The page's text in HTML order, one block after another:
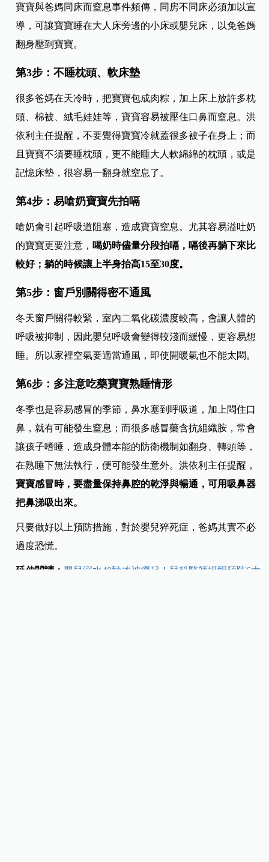
寶寶與爸媽同床而窒息事件頻傳，同房不同床必須加以宣
導，可讓寶寶睡在大人床旁邊的小床或嬰兒床，以免爸媽
翻身壓到寶寶。
第3步：不睡枕頭、軟床墊
很多爸媽在天冷時，把寶寶包成肉粽，加上床上放許多枕
頭、棉被、絨毛娃娃等，寶寶容易被壓住口鼻而窒息。洪
依利主任提醒，不要覺得寶寶冷就蓋很多被子在身上；而
且寶寶不須要睡枕頭，更不能睡大人軟綿綿的枕頭，或是
記憶床墊，很容易一翻身就窒息了。
第4步：易嗆奶寶寶先拍嗝
嗆奶會引起呼吸道阻塞，造成寶寶窒息。尤其容易溢吐奶
的寶寶更要注意， 喝奶時儘量分段拍嗝，嗝後再躺下來比
較好；躺的時候讓上半身抬高15至30度。
第5步：窗戶別關得密不通風
冬天窗戶關得較緊，室內二氧化碳濃度較高，會讓人體的
呼吸被抑制，因此嬰兒呼吸會變得較淺而緩慢，更容易想
睡。所以家裡空氣要適當通風，即使開暖氣也不能太悶。
第6步：多注意吃藥寶寶熟睡情形
冬季也是容易感冒的季節，鼻水塞到呼吸道，加上悶住口
鼻，就有可能發生窒息；而很多感冒藥含抗組織胺，常會
讓孩子嗜睡，造成身體本能的防衛機制如翻身、轉頭等，
在熟睡下無法執行，便可能發生意外。洪依利主任提醒，
寶寶感冒時，要盡量保持鼻腔的乾淨與暢通，可用吸鼻器
把鼻涕吸出來。
只要做好以上預防措施，對於嬰兒猝死症，爸媽其實不必
過度恐慌。
延伸閱讀： 嬰兒溺水40秒才被撈起！兒科醫師提醒預防6大